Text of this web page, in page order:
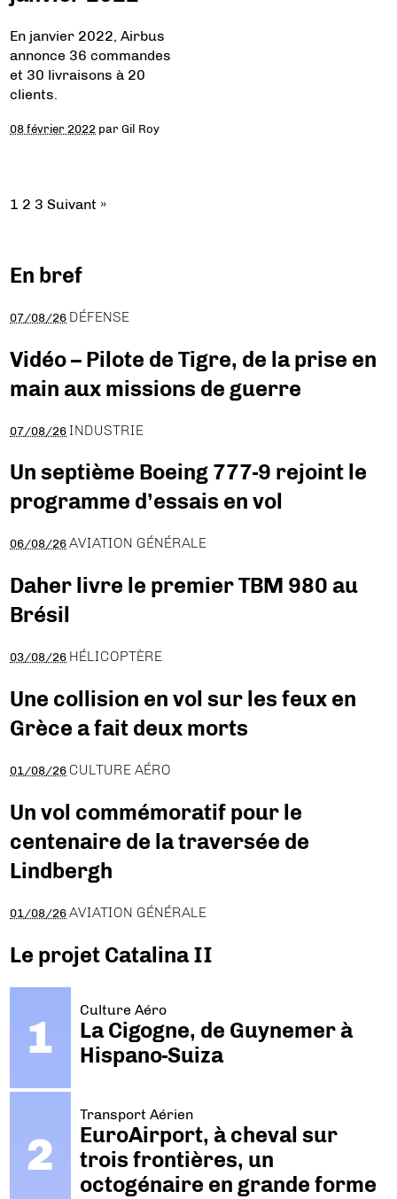
En janvier 2022, Airbus
annonce 36 commandes
et 30 livraisons à 20
clients.
08 février 2022 parGil Roy
1 2 3 Suivant »
En bref
07/08/26 DÉFENSE
Vidéo – Pilote de Tigre, de la prise en
main aux missions de guerre
07/08/26 INDUSTRIE
Un septième Boeing 777-9 rejoint le
programme d’essais en vol
06/08/26 AVIATION GÉNÉRALE
Daher livre le premier TBM 980 au
Brésil
03/08/26 HÉLICOPTÈRE
Une collision en vol sur les feux en
Grèce a fait deux morts
01/08/26 CULTURE AÉRO
Un vol commémoratif pour le
centenaire de la traversée de
Lindbergh
01/08/26 AVIATION GÉNÉRALE
Le projet Catalina II
Culture Aéro
La Cigogne, de Guynemer à
Hispano-Suiza
Transport Aérien
EuroAirport, à cheval sur
trois frontières, un
octogénaire en grande forme